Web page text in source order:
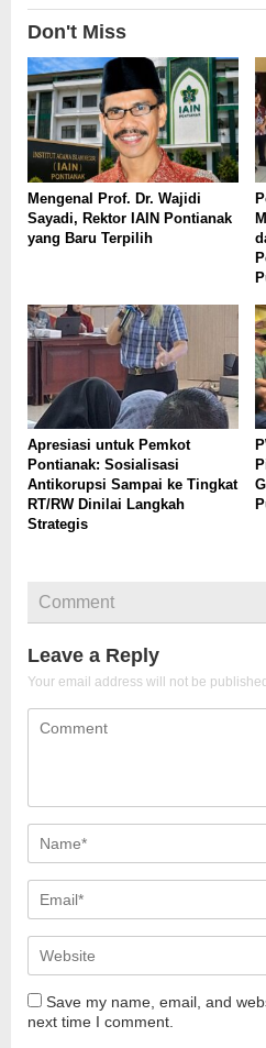
Don't Miss
Mengenal Prof. Dr. Wajidi
Sayadi, Rektor IAIN Pontianak
yang Baru Terpilih
Apresiasi untuk Pemkot
Pontianak: Sosialisasi
Antikorupsi Sampai ke Tingkat
RT/RW Dinilai Langkah
Strategis
Comment
Leave a Reply
Your email address will not be
Save my name, email, and
next time I comment.